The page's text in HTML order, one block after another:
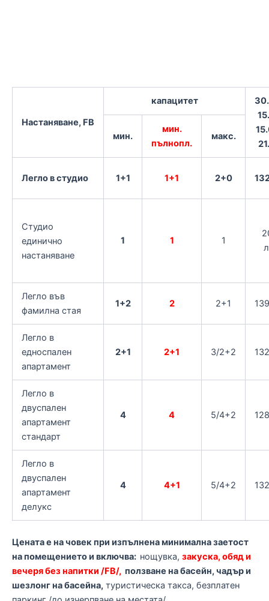
Настаняване, FB
капацитет
мин.
мин.
пълнопл.
макс.
Легло в студио 1+1 1+1 2+0
Студио
единично
настаняване
1 1 1
Легло във
фамилна стая
1+2 2 2+1
Легло в
едноспален
апартамент
2+1 2+1 3/2+2
Легло в
двуспален
апартамент
стандарт
4 4 5/4+2
Легло в
двуспален
апартамент
делукс
4 4+1 5/4+2
Цената е на човек при изпълнена минимална заетост
на помещението и включва: нощувка, закуска, обяд и
вечеря без напитки /FB/, ползване на басейн, чадър и
шезлонг на басейна, туристическа такса, безплатен